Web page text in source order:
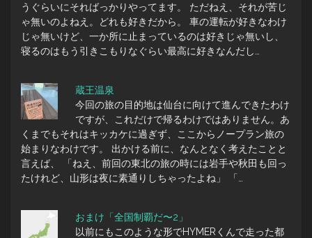
うぐらいにそればっかりやってます。 ただねえ、それが苦じ
ゃ無いのよねえ。どれも好きだから。 車の運転が好きなわけ
じゃ無いけど、一か所に止まっているのは好きじゃ無いし、
寝るのはもう引きこもりなぐらい最高に好きなんだし…
蔵王温泉
今回の旅の目的地は仙台に向けて進んできたわけ
ですが、これだけで帰るわけではありません。あ
くまでもそれはキッカケに過ぎず、ここからノープラン旅の
始まりなわけです。 出かける前に、なんとなく考えたことと
言えば、 「ねえ、前回の東北の旅の時には岩手や秋田も回っ
たけれど、山形は夜に素通りしちゃったよね」 「…
おまけ「全国制覇だ〜2」
以前にもこのような形でHYMERくんで走った都